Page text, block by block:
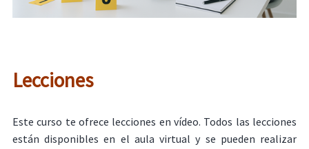
Lecciones
Este curso te ofrece lecciones en vídeo. Todos las lecciones
están disponibles en el aula virtual y se pueden realizar